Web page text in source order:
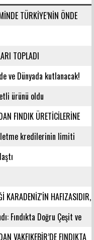
TÜRKİYE’NİN ÖNDE
TOPLADI
ve Dünyada kutlanacak!
ürünü oldu
FINDIK ÜRETİCİLERİNE
kredilerinin limiti
KARADENİZ'İN HAFIZASIDIR,
Fındıkta Doğru Çeşit ve
VAKFIKEBİR’DE FINDIKTA